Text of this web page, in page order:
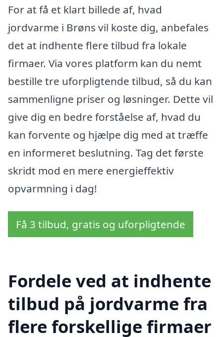
For at få et klart billede af, hvad
jordvarme i Brøns vil koste dig, anbefales
det at indhente flere tilbud fra lokale
firmaer. Via vores platform kan du nemt
bestille tre uforpligtende tilbud, så du kan
sammenligne priser og løsninger. Dette vil
give dig en bedre forståelse af, hvad du
kan forvente og hjælpe dig med at træffe
en informeret beslutning. Tag det første
skridt mod en mere energieffektiv
opvarmning i dag!
Få 3 tilbud, gratis og uforpligtende
Fordele ved at indhente
tilbud på jordvarme fra
flere forskellige firmaer